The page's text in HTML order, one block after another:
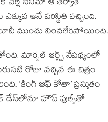
వల్ల సినిమా ఆ తర్వాత
అనే పరిస్థితి వచ్చింది.
మూవీ ముందు నిలవలేకపోయింది.
మార్షల్ ఆర్ట్స్ నేపథ్యంలో
రోజు వచ్చిన ఈ చిత్రం
‘కింగ్ ఆఫ్ కోతా’ ప్రస్తుతం
డేస్‌లోనూ హౌస్ ఫుల్స్‌తో